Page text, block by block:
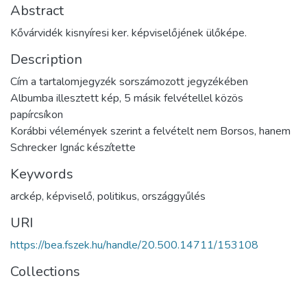
Abstract
Kővárvidék kisnyíresi ker. képviselőjének ülőképe.
Description
Cím a tartalomjegyzék sorszámozott jegyzékében
Albumba illesztett kép, 5 másik felvétellel közös
papírcsíkon
Korábbi vélemények szerint a felvételt nem Borsos, hanem
Schrecker Ignác készítette
Keywords
arckép, képviselő, politikus, országgyűlés
URI
https://bea.fszek.hu/handle/20.500.14711/153108
Collections